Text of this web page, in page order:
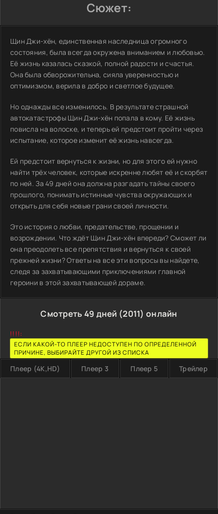
Сюжет:
Щин Джи-хён, единственная наследница огромного
состояния, была всегда окружена вниманием и любовью.
Её жизнь казалась сказкой, полной радости и счастья.
Она была обворожительна, сияла уверенностью и
оптимизмом, верила в добро и светлое будущее.
Но однажды все изменилось. В результате страшной
автокатастрофы Щин Джи-хён попала в кому. Её жизнь
повисла на волоске, и теперь ей предстоит пройти через
испытание, которое изменит её жизнь навсегда.
Ей предстоит вернуться к жизни, но для этого ей нужно
найти трёх человек, которые искренне любят её и скорбят
по ней. За 49 дней она должна разгадать тайны своего
прошлого, понимать истинные чувства окружающих и
открыть для себя новые грани своей личности.
Это история о любви, предательстве, прощении и
возрождении. Что ждёт Щин Джи-хён впереди? Сможет ли
она преодолеть все препятствия и вернуться к своей
прежней жизни? Ответы на все эти вопросы вы найдете,
следя за захватывающими приключениями главной
героини в этой захватывающей дораме.
Смотреть 49 дней (2011) онлайн
!!!!:
ЕСЛИ КАКОЙ-ТО ПЛЕЕР НЕДОСТУПЕН ПО ОПРЕДЕЛЕННОЙ
ПРИЧИНЕ, ВЫБИРАЙТЕ ДРУГОЙ ИЗ СПИСКА
Плеер (4K,HD) Плеер 3 Плеер 5 Трейлер